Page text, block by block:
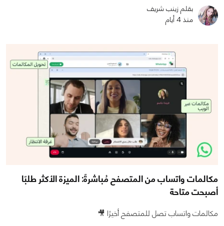
بقلم زينب شريف
منذ 4 أيام
مكالمات واتساب من المتصفح مُباشرةً: الميزة الأكثر طلبًا
أصبحت متاحة
مكالمات واتساب تصل للمتصفح أخيرًا 🎥